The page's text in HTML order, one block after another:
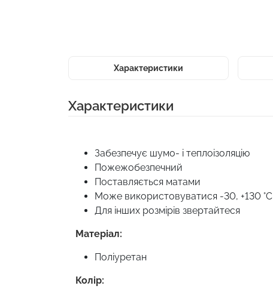
Характеристики
Характеристики
Забезпечує шумо- і теплоізоляцію
Пожежобезпечний
Поставляється матами
Може використовуватися -30, +130 °С
Для інших розмірів звертайтеся
Матеріал:
Поліуретан
Колір: